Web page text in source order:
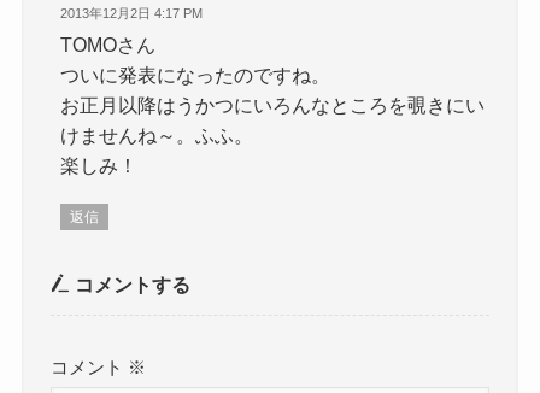
2013年12月2日 4:17 PM
TOMOさん
ついに発表になったのですね。
お正月以降はうかつにいろんなところを覗きにい
けませんね～。ふふ。
楽しみ！
返信
コメントする
コメント ※